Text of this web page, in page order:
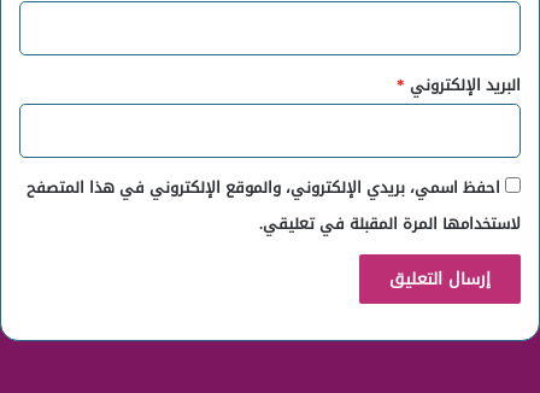
البريد الإلكتروني *
احفظ اسمي، بريدي الإلكتروني، والموقع الإلكتروني في هذا المتصفح
لاستخدامها المرة المقبلة في تعليقي.